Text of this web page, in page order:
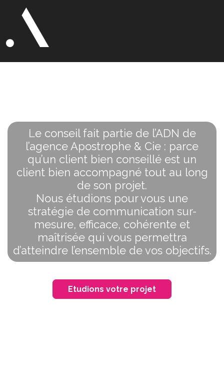
Le conseil fait partie de l’ADN de
l’agence Apostrophe & Cie : parce
qu’un client bien conseillé est un
client bien accompagné tout au long
de son projet.
Nous étudions pour vous une
stratégie de communication sur-
mesure, efficace, cohérente et
maîtrisée qui vous permettra
d’atteindre l’ensemble de vos objectifs.
Etudions votre projet